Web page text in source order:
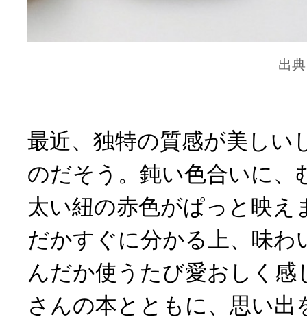
出
最近、独特の質感が美しい
のだそう。鈍い色合いに、
太い紐の赤色がぱっと映え
だかすぐに分かる上、味わ
んだか使うたび愛おしく感
さんの本とともに、思い出